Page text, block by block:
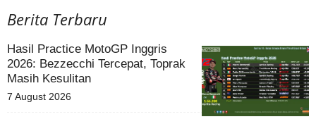
Berita Terbaru
Hasil Practice MotoGP Inggris
2026: Bezzecchi Tercepat, Toprak
Masih Kesulitan
7 August 2026